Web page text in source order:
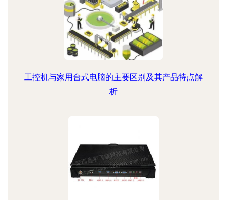
工控机与家用台式电脑的主要区别及其产品特点解
析